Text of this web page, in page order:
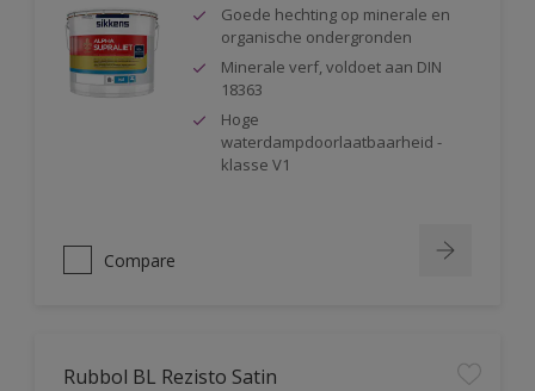
Goede hechting op minerale en
organische ondergronden
Minerale verf, voldoet aan DIN
18363
Hoge
waterdampdoorlaatbaarheid -
klasse V1
Compare
Rubbol BL Rezisto Satin